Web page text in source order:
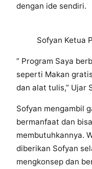
dengan ide sendiri.
Sofyan Ketua
” Program Saya
seperti Makan
dan alat tulis,” Ujar
Sofyan mengambil
bermanfaat dan
membutuhkannya.
diberikan Sofyan
mengkonsep dan